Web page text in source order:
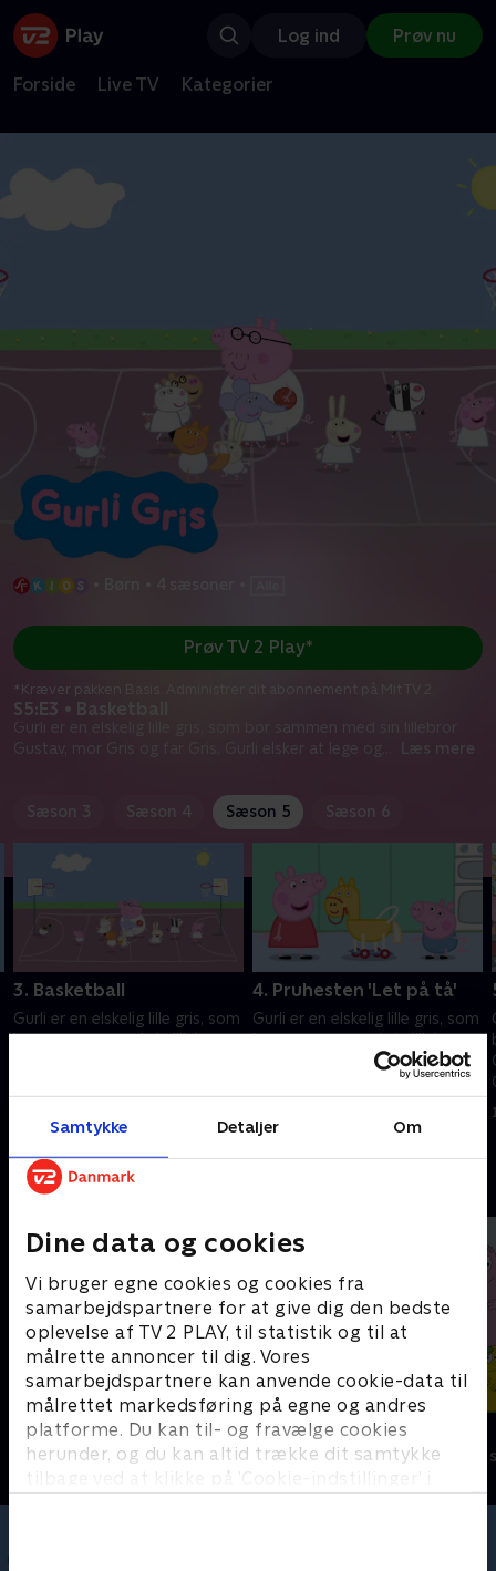
Samtykke Detaljer Om
Dine data og cookies
Vi bruger egne cookies og cookies fra
samarbejdspartnere for at give dig den bedste
oplevelse af TV 2 PLAY, til statistik og til at
målrette annoncer til dig. Vores
samarbejdspartnere kan anvende cookie-data til
målrettet markedsføring på egne og andres
platforme. Du kan til- og fravælge cookies
herunder, og du kan altid trække dit samtykke
tilbage ved at klikke på ’Cookie-indstillinger’ i
Log ind Prøv nu
Forside Live TV Kategorier
S5:E3 • Basketball
Gurli er en elskelig lille gris, som bor sammen med sin lillebror
Gustav, mor Gris og far Gris. Gurli elsker at lege og
Læs mere
Prøv TV 2 Play*
*Kræver pakken Basis. Administrer dit abonnement på Mit TV 2.
Sæson 3 Sæson 4 Sæson 5 Sæson 6
3. Basketball
Gurli er en elskelig lille gris, som
bor sammen med sin lillebror
besøge spændende steder.
4. Pruhesten 'Let på tå'
Gurli er en elskelig lille gris, som
bor sammen med sin lillebror
Gustav, mor Gris og far Gris.
Gurli elsker at lege og at
besøge spændende steder.
Andre så også
Rasmus Klump
Børneserier • 3 sæsoner
Barbapapa
Børneserier • 1